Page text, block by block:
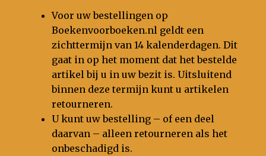
Voor uw bestellingen op
Boekenvoorboeken.nl geldt een
zichttermijn van 14 kalenderdagen. Dit
gaat in op het moment dat het bestelde
artikel bij u in uw bezit is. Uitsluitend
binnen deze termijn kunt u artikelen
retourneren.
U kunt uw bestelling – of een deel
daarvan – alleen retourneren als het
onbeschadigd is.